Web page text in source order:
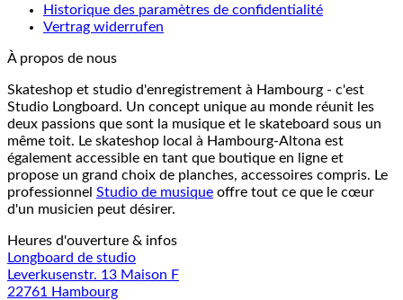
Historique des paramètres de confidentialité
Vertrag widerrufen
À propos de nous
Skateshop et studio d'enregistrement à Hambourg - c'est
Studio Longboard. Un concept unique au monde réunit les
deux passions que sont la musique et le skateboard sous un
même toit. Le skateshop local à Hambourg-Altona est
également accessible en tant que boutique en ligne et
propose un grand choix de planches, accessoires compris. Le
professionnel Studio de musique offre tout ce que le cœur
d'un musicien peut désirer.
Heures d'ouverture & infos
Longboard de studio
Leverkusenstr. 13 Maison F
22761 Hambourg